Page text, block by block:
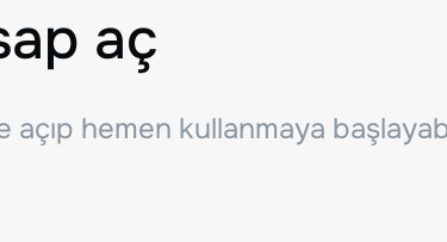
aç
açıp hemen kullanmaya